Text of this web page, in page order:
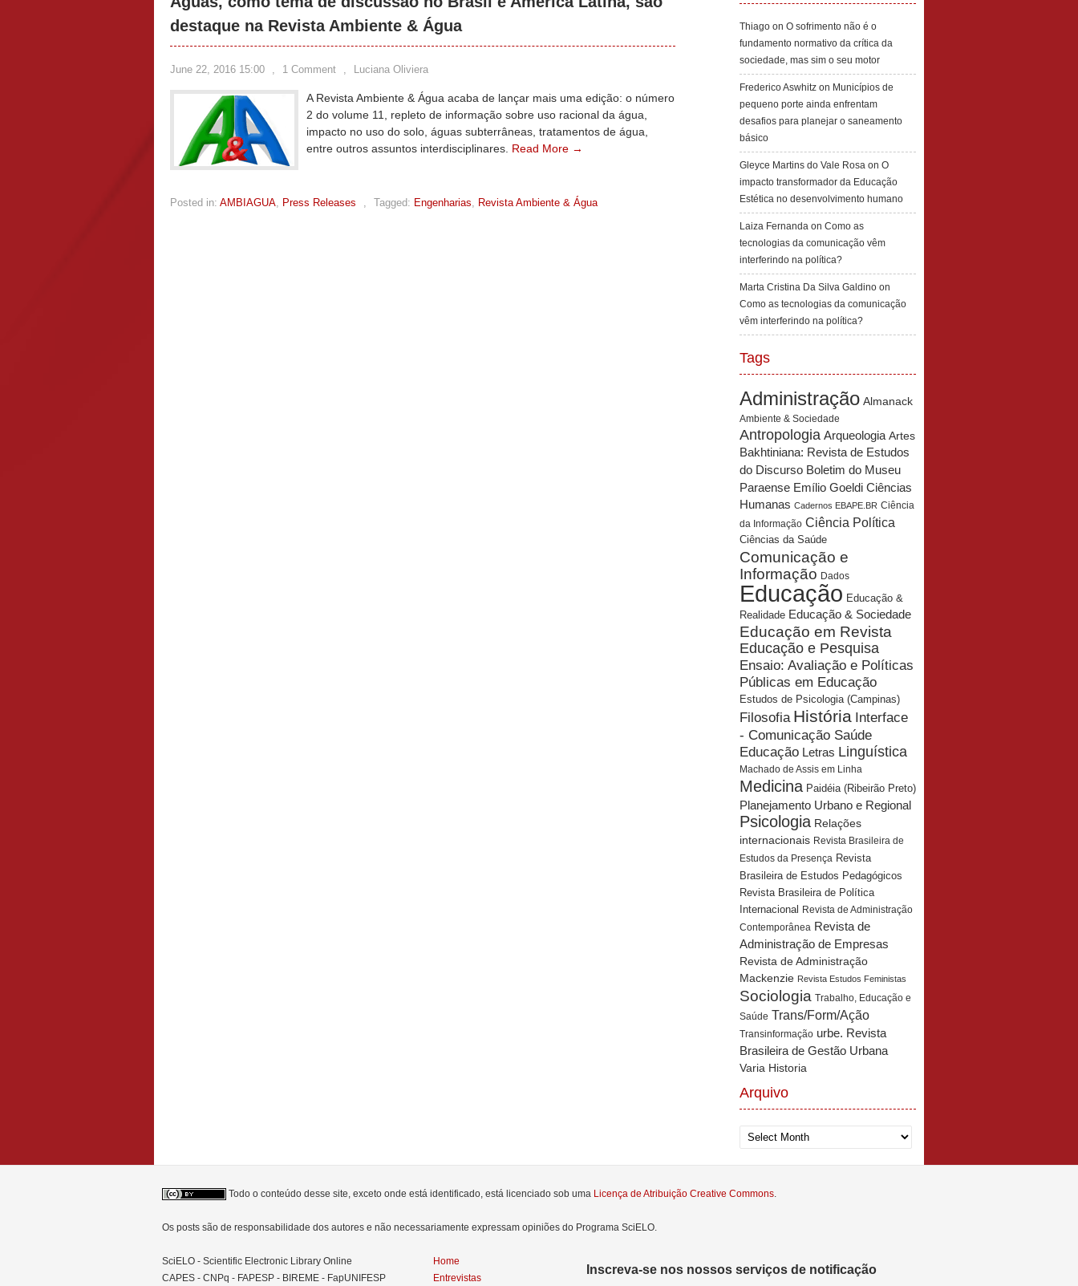
destaque na Revista Ambiente & Água
June 22, 2016 15:00 , 1 Comment , Luciana Oliviera
A Revista Ambiente & Água acaba de lançar mais uma edição: o número
2 do volume 11, repleto de informação sobre uso racional da água,
impacto no uso do solo, águas subterrâneas, tratamentos de água,
entre outros assuntos interdisciplinares. Read More →
Posted in: AMBIAGUA, Press Releases , Tagged: Engenharias, Revista Ambiente & Água
Thiago on O sofrimento não é o
fundamento normativo da crítica da
sociedade, mas sim o seu motor
Frederico Aswhitz on Municípios de
pequeno porte ainda enfrentam
desafios para planejar o saneamento
básico
Gleyce Martins do Vale Rosa on O
impacto transformador da Educação
Estética no desenvolvimento humano
Laiza Fernanda on Como as
tecnologias da comunicação vêm
interferindo na política?
Marta Cristina Da Silva Galdino on
Como as tecnologias da comunicação
vêm interferindo na política?
Tags
Administração Almanack
Ambiente & Sociedade
Antropologia Arqueologia Artes
Bakhtiniana: Revista de Estudos
do Discurso Boletim do Museu
Paraense Emílio Goeldi Ciências
Humanas Cadernos EBAPE.BR Ciência
da Informação Ciência Política
Ciências da Saúde
Comunicação e
Informação Dados
Educação Educação &
Realidade Educação & Sociedade
Educação em Revista
Educação e Pesquisa
Ensaio: Avaliação e Políticas
Públicas em Educação
Estudos de Psicologia (Campinas)
Filosofia História Interface
- Comunicação Saúde
Educação Letras Linguística
Machado de Assis em Linha
Medicina Paidéia (Ribeirão Preto)
Planejamento Urbano e Regional
Psicologia Relações
internacionais Revista Brasileira de
Estudos da Presença Revista
Brasileira de Estudos Pedagógicos
Revista Brasileira de Política
Internacional Revista de Administração
Contemporânea Revista de
Administração de Empresas
Revista de Administração
Mackenzie Revista Estudos Feministas
Sociologia Trabalho, Educação e
Saúde Trans/Form/Ação
Transinformação urbe. Revista
Brasileira de Gestão Urbana
Varia Historia
Arquivo
Arquivo
Todo o conteúdo desse site, exceto onde está identificado, está licenciado sob uma Licença de Atribuição Creative Commons.
Os posts são de responsabilidade dos autores e não necessariamente expressam opiniões do Programa SciELO.
SciELO - Scientific Electronic Library Online
CAPES - CNPq - FAPESP - BIREME - FapUNIFESP
Home
Entrevistas
Inscreva-se nos nossos serviços de notificação